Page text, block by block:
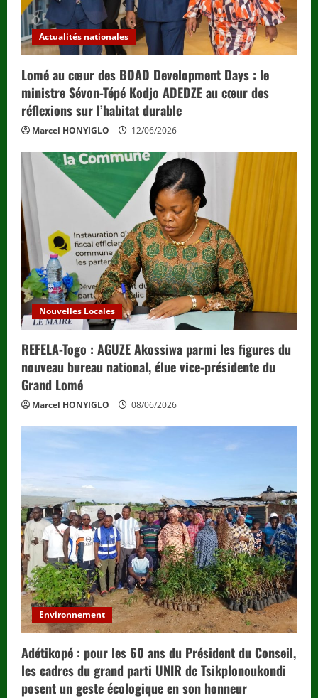
Actualités nationales
Lomé au cœur des BOAD Development Days : le
ministre Sévon-Tépé Kodjo ADEDZE au cœur des
réflexions sur l’habitat durable
Marcel HONYIGLO 12/06/2026
Nouvelles Locales
REFELA-Togo : AGUZE Akossiwa parmi les figures du
nouveau bureau national, élue vice-présidente du
Grand Lomé
Marcel HONYIGLO 08/06/2026
Environnement
Adétikopé : pour les 60 ans du Président du Conseil,
les cadres du grand parti UNIR de Tsikplonoukondi
posent un geste écologique en son honneur